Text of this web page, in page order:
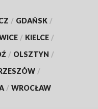
/ GDAŃSK /
/ KIELCE /
/ OLSZTYN /
/
/ WROCŁAW